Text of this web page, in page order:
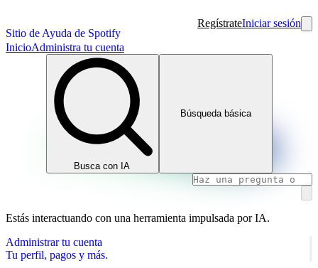
Sitio de Ayuda de Spotify
RegístrateIniciar sesión
InicioAdministra tu cuenta
Busca con IA
Búsqueda básica
Estás interactuando con una herramienta impulsada por IA.
Administrar tu cuenta
Tu perfil, pagos y más.